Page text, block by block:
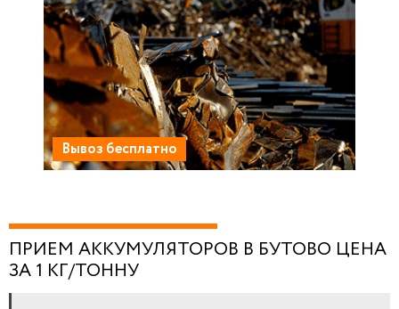
Вывоз бесплатно
ПРИЕМ АККУМУЛЯТОРОВ В БУТОВО ЦЕНА
ЗА 1 КГ/ТОННУ